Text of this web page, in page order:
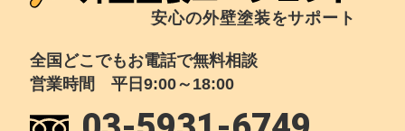
安心の外壁塗装をサポート
全国どこでもお電話で無料相談
営業時間 平日9:00～18:00